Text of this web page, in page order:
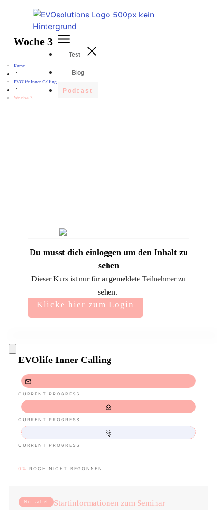
Test
Blog
Podcast
Woche 3
Kurse
EVOlife Inner Calling
Woche 3
Du musst dich einloggen um den Inhalt zu
sehen
Dieser Kurs ist nur für angemeldete Teilnehmer zu
sehen.
Klicke hier zum Login
EVOlife Inner Calling
CURRENT PROGRESS
CURRENT PROGRESS
CURRENT PROGRESS
0% NOCH NICHT BEGONNEN
No Label Startinformationen zum Seminar